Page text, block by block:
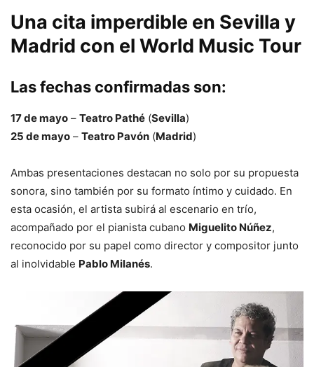
Una cita imperdible en Sevilla y
Madrid con el World Music Tour
Las fechas confirmadas son:
17 de mayo – Teatro Pathé (Sevilla)
25 de mayo – Teatro Pavón (Madrid)
Ambas presentaciones destacan no solo por su propuesta
sonora, sino también por su formato íntimo y cuidado. En
esta ocasión, el artista subirá al escenario en trío,
acompañado por el pianista cubano Miguelito Núñez,
reconocido por su papel como director y compositor junto
al inolvidable Pablo Milanés.